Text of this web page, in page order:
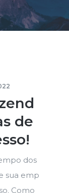
de
dos
sua emp
Como